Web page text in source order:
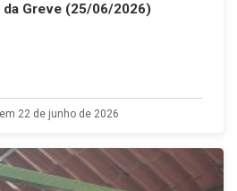
Greve (25/06/2026)
22 de junho de 2026